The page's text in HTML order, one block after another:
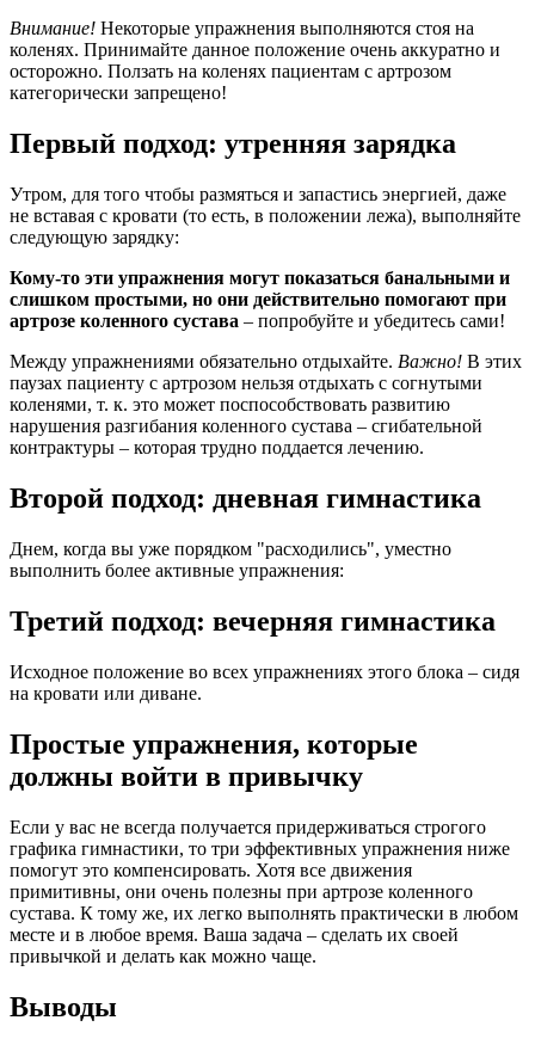
Внимание! Некоторые упражнения выполняются стоя на
коленях. Принимайте данное положение очень аккуратно и
осторожно. Ползать на коленях пациентам с артрозом
категорически запрещено!
Первый подход: утренняя зарядка
Утром, для того чтобы размяться и запастись энергией, даже
не вставая с кровати (то есть, в положении лежа), выполняйте
следующую зарядку:
Кому-то эти упражнения могут показаться банальными и
слишком простыми, но они действительно помогают при
артрозе коленного сустава – попробуйте и убедитесь сами!
Между упражнениями обязательно отдыхайте. Важно! В этих
паузах пациенту с артрозом нельзя отдыхать с согнутыми
коленями, т. к. это может поспособствовать развитию
нарушения разгибания коленного сустава – сгибательной
контрактуры – которая трудно поддается лечению.
Второй подход: дневная гимнастика
Днем, когда вы уже порядком "расходились", уместно
выполнить более активные упражнения:
Третий подход: вечерняя гимнастика
Исходное положение во всех упражнениях этого блока – сидя
на кровати или диване.
Простые упражнения, которые
должны войти в привычку
Если у вас не всегда получается придерживаться строгого
графика гимнастики, то три эффективных упражнения ниже
помогут это компенсировать. Хотя все движения
примитивны, они очень полезны при артрозе коленного
сустава. К тому же, их легко выполнять практически в любом
месте и в любое время. Ваша задача – сделать их своей
привычкой и делать как можно чаще.
Выводы